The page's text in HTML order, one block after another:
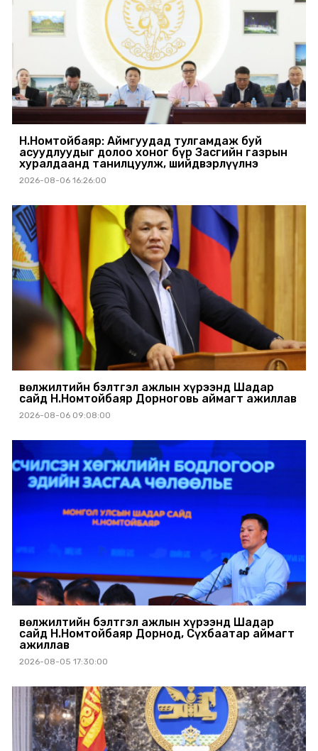
Н.Номтойбаяр: Аймгуудад тулгамдаж буй
асуудлуудыг долоо хоног бүр Засгийн газрын
хуралдаанд танилцуулж, шийдвэрлүүлнэ
2026-08-06 16:26:00
Өвөлжилтийн бэлтгэл ажлын хүрээнд Шадар
сайд Н.Номтойбаяр Дорноговь аймагт ажиллав
2026-08-06 09:08:00
Өвөлжилтийн бэлтгэл ажлын хүрээнд Шадар
сайд Н.Номтойбаяр Дорнод, Сүхбаатар аймагт
ажиллав
2026-08-05 17:30:00